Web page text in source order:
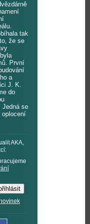
tak
že se
První
a
J. K.
do
Jedná se
oplocení
AKA,